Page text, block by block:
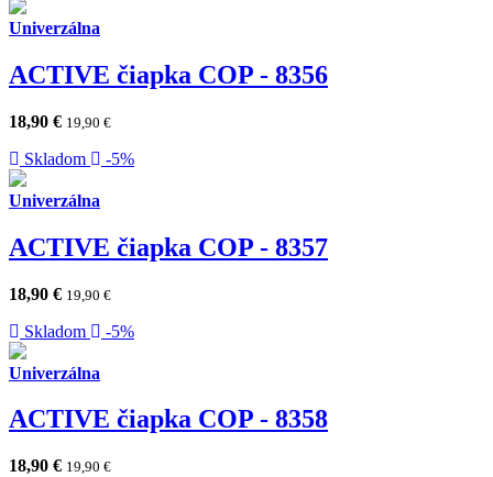
Univerzálna
ACTIVE čiapka COP - 8356
18,90 € 19,90 €
Skladom -5%
Univerzálna
ACTIVE čiapka COP - 8357
18,90 € 19,90 €
Skladom -5%
Univerzálna
ACTIVE čiapka COP - 8358
18,90 € 19,90 €